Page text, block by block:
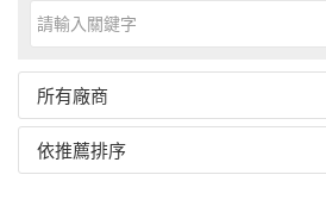
所有廠商
依推薦排序